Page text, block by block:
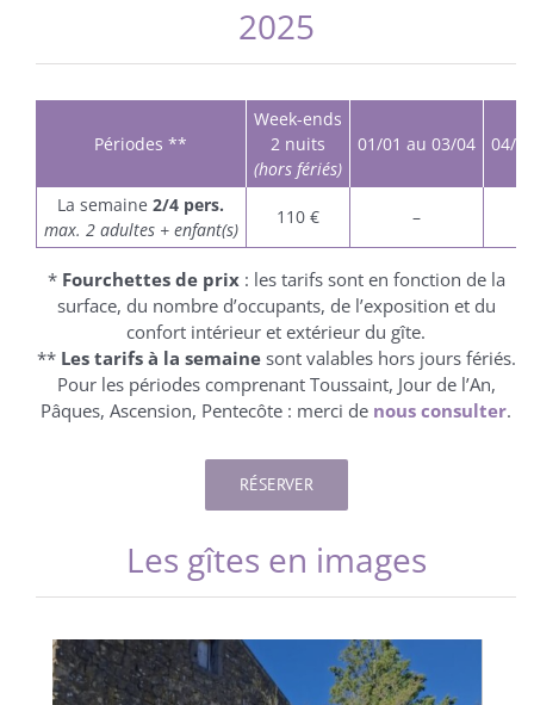
2025
Périodes **
Week-ends
2 nuits
(hors fériés)
01/01 au 03/04 04/
La semaine2/4 pers.
max. 2 adultes + enfant(s)
110 € –
* Fourchettes de prix: les tarifs sont en fonction de la
surface, du nombre d’occupants, de l’exposition et du
confort intérieur et extérieur du gîte.
** Les tarifs à la semainesont valables hors jours fériés.
Pour les périodes comprenant Toussaint, Jour de l’An,
Pâques, Ascension, Pentecôte : merci de nous consulter.
RÉSERVER
Les gîtes en images